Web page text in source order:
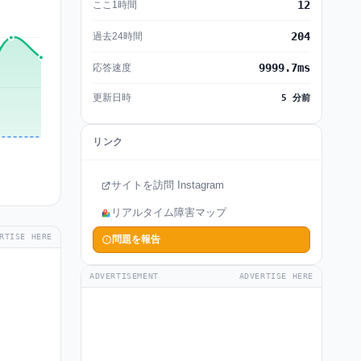
HERE
ここ1時間 12
過去24時間 204
応答速度 9999.7ms
更新日時 5 分前
リンク
サイトを訪問 Instagram
リアルタイム障害マップ
問題を報告
ADVERTISEMENT ADVERTISE HERE